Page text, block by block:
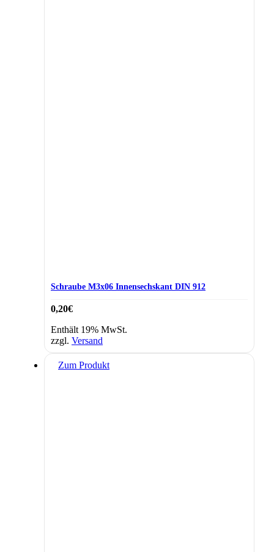
Schraube M3x06 Innensechskant DIN 912
0,20€
Enthält 19% MwSt.
zzgl. Versand
Zum Produkt